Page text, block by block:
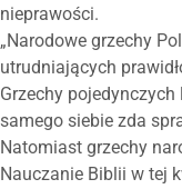
nieprawości.
„Narodowe grzechy
utrudniających
Grzechy
samego siebie zda
Natomiast grzechy
Nauczanie Biblii w tej